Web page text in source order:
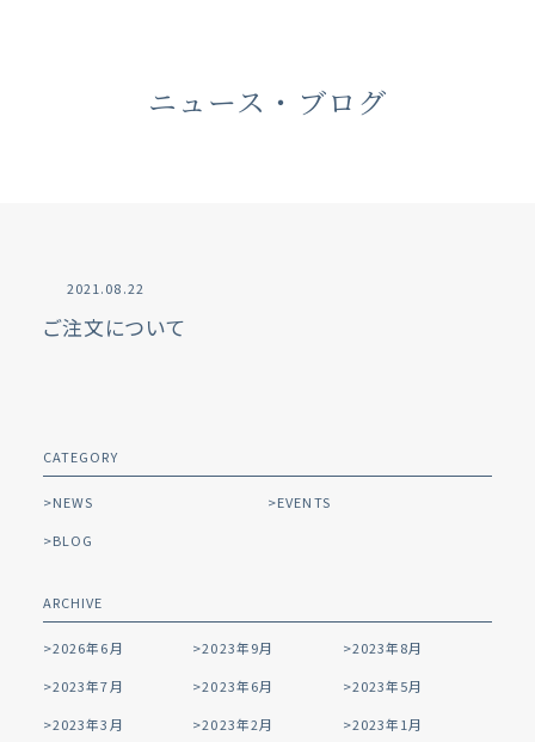
ニュース・ブログ
CATEGORY
NEWS
EVENTS
BLOG
ARCHIVE
2026年6月 2023年9月
2023年8月
2023年7月
2023年6月
2023年5月
2023年3月
2023年2月
2023年1月
2021.08.22
ご注文について